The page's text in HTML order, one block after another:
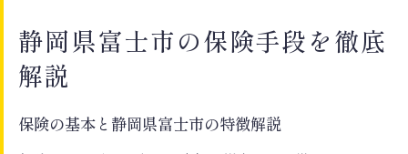
最適な保険選びに迷ったら確認したいポイント
保険選びで押さえるべき比較基準とは
家計管理と両立する保険料負担の考え方
富士市の国民健康保険加入条件を確認
静岡県富士市の保険手段を徹底
解説
保険の基本と静岡県富士市の特徴解説